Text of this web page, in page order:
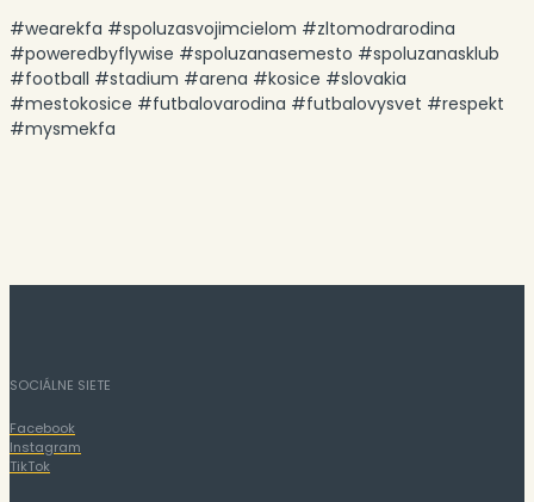
#wearekfa #spoluzasvojimcielom #zltomodrarodina
#poweredbyflywise #spoluzanasemesto #spoluzanasklub
#football #stadium #arena #kosice #slovakia
#mestokosice #futbalovarodina #futbalovysvet #respekt
#mysmekfa
SOCIÁLNE SIETE
Facebook
Instagram
TikTok